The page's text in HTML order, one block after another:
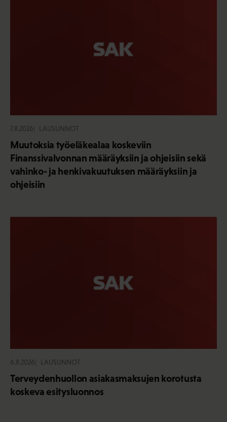
7.8.2026 LAUSUNNOT
Muutoksia työeläkealaa koskeviin
Finanssivalvonnan määräyksiin ja ohjeisiin sekä
vahinko- ja henkivakuutuksen määräyksiin ja
ohjeisiin
6.8.2026 LAUSUNNOT
Terveydenhuollon asiakasmaksujen korotusta
koskeva esitysluonnos